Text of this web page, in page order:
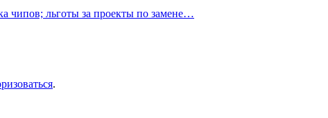
чипов; льготы за проекты по замене…
.